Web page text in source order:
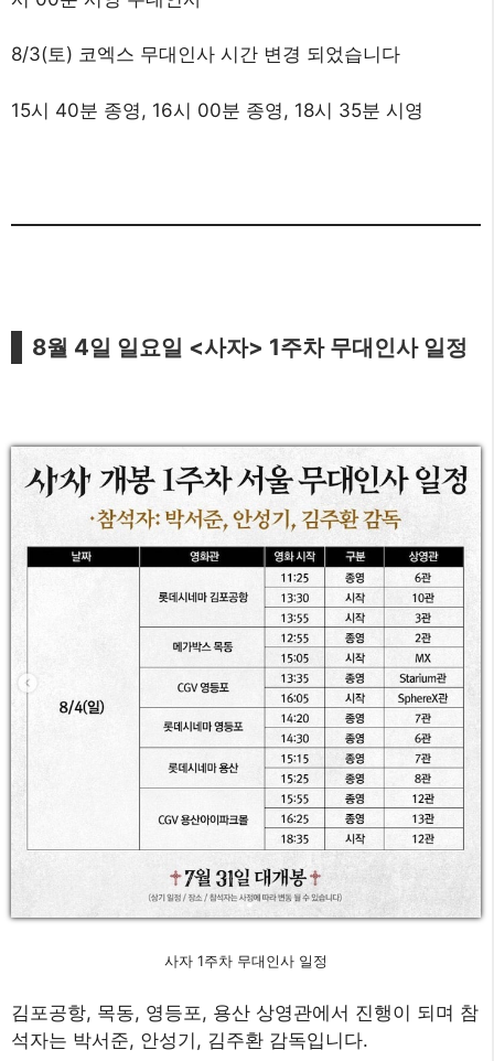
8/3(토) 코엑스 무대인사 시간 변경 되었습니다
15시 40분 종영, 16시 00분 종영, 18시 35분 시영
8월 4일 일요일 <사자> 1주차 무대인사 일정
사자 1주차 무대인사 일정
김포공항, 목동, 영등포, 용산 상영관에서 진행이 되며 참
석자는 박서준, 안성기, 김주환 감독입니다.